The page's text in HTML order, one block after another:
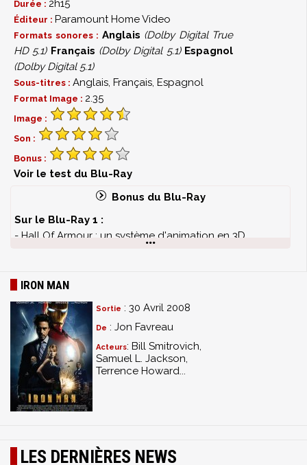
Scènes inédites (HD)
2 bandes-annonces (HD)
Bande-annonce du jeu Séga (HD)
Bande-annonce animée des Vengeurs (HD)
Avengers
8 Scènes coupées et rallongées (15')
Coulisses du tournage
Durée : 2h15
Éditeur : Paramount Home Video
Formats sonores : Anglais (Dolby Digital True
HD 5.1) Français (Dolby Digital 5.1) Espagnol
(Dolby Digital 5.1)
Sous-titres : Anglais, Français, Espagnol
Format Image : 2.35
Image :
Son :
Bonus :
Voir le test du Blu-Ray
Bonus du Blu-Ray
Sur le Blu-Ray 1 :
- Hall Of Armour : un système d'animation en 3D
- Documentaire en 6 parties : L'Invincible Iron Man,
s'intéressant aux origines du comics, les personnages,
et leurs diverses évolutions (HD)
- 11 scènes coupées (HD)
- Système BD Live permettant de jouer sur Internet à un
quizz sur le film, via des extraits, seul où contre d'autres
possesseurs du disque.
Sur le Blu-Ray 2 :
- Documentaire sur les effets visuels du film (HD)
IRON MAN
Sortie : 30 Avril 2008
De : Jon Favreau
Acteurs: Bill Smitrovich,
Samuel L. Jackson,
Terrence Howard...
LES DERNIÈRES NEWS